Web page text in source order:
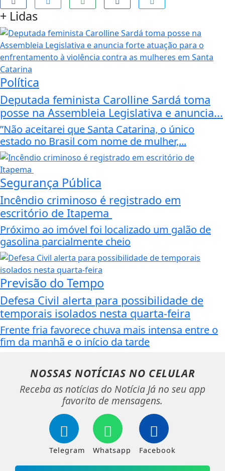
+ Lidas
Política
Deputada feminista Carolline Sardá toma
posse na Assembleia Legislativa e anuncia...
”Não aceitarei que Santa Catarina, o único
estado no Brasil com nome de mulher,...
Segurança Pública
Incêndio criminoso é registrado em
escritório de Itapema
Próximo ao imóvel foi localizado um galão de
gasolina parcialmente cheio
Previsão do Tempo
Defesa Civil alerta para possibilidade de
temporais isolados nesta quarta-feira
Frente fria favorece chuva mais intensa entre o
fim da manhã e o início da tarde
NOSSAS NOTÍCIAS NO CELULAR
Receba as notícias do Notícia Já no seu app
favorito de mensagens.
Telegram Whatsapp Facebook